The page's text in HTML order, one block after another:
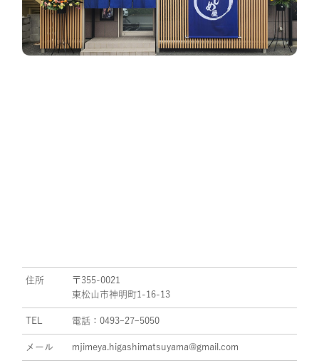
住所
〒355-0021
東松山市神明町1-16-13
TEL 電話：0493ｰ27ｰ5050
メール mjimeya.higashimatsuyama@gmail.com